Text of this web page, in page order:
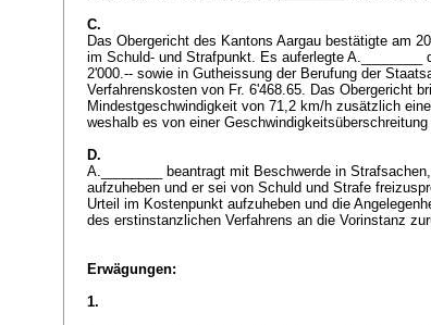
C.
Das Obergericht des Kantons Aargau bestätigte am
im Schuld- und Strafpunkt. Es auferlegte A.________
2'000.-- sowie in Gutheissung der Berufung der
Verfahrenskosten von Fr. 6'468.65. Das Obergericht
Mindestgeschwindigkeit von 71,2 km/h zusätzlich
weshalb es von einer
D.
A.________ beantragt mit Beschwerde in
aufzuheben und er sei von Schuld und Strafe
Urteil im Kostenpunkt aufzuheben und die
des erstinstanzlichen Verfahrens an die Vorinstanz
Erwägungen:
1.